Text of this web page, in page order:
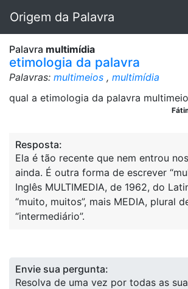
Origem da Palavra
Palavra multimídia
etimologia da palavra
Palavras: multimeios , multimídia
qual a etimologia da palavra
Resposta:
Ela é tão recente que nem entrou
ainda. É outra forma de escrever
Inglês MULTIMEDIA, de 1962, do
“muito, muitos”, mais MEDIA, plural
“intermediário”.
Envie sua pergunta:
Resolva de uma vez por todas as